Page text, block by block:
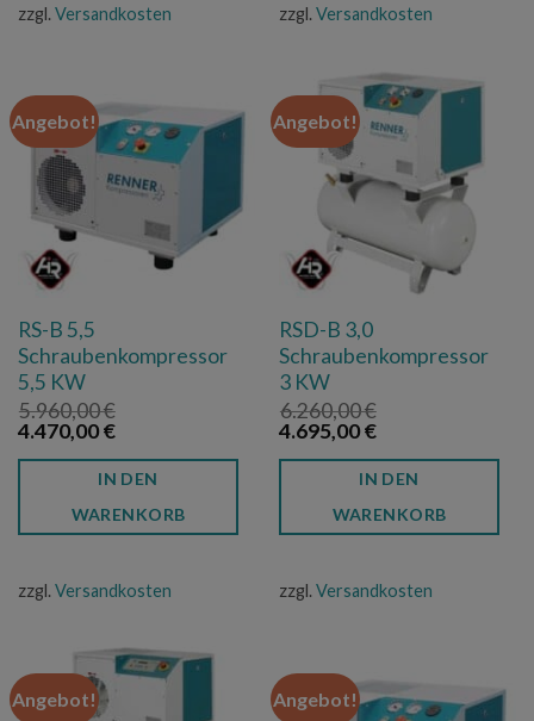
zzgl. Versandkosten zzgl. Versandkosten
Angebot!
RS-B 5,5
Schraubenkompressor
5,5 KW
5.960,00€
Ursprünglicher
5.960,00 €
4.470,00€Aktueller
ist:
4.470,00 €.
IN DEN
WARENKORB
zzgl. Versandkosten
Angebot!
RSD-B 3,0
Schraubenkompressor
3 KW
6.260,00€
Ursprünglicher
6.260,00 €
4.695,00€Aktueller
ist:
4.695,00 €.
IN DEN
WARENKORB
zzgl. Versandkosten
Angebot! Angebot!